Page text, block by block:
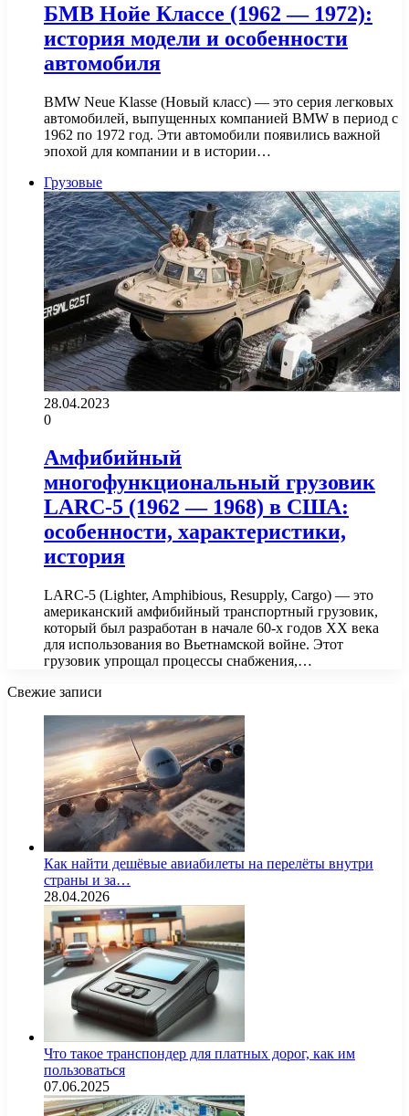
БМВ Нойе Классе (1962 — 1972):
история модели и особенности
автомобиля
BMW Neue Klasse (Новый класс) — это серия легковых
автомобилей, выпущенных компанией BMW в период с
1962 по 1972 год. Эти автомобили появились важной
эпохой для компании и в истории…
Грузовые
28.04.2023
0
Амфибийный
многофункциональный грузовик
LARC-5 (1962 — 1968) в США:
особенности, характеристики,
история
LARC-5 (Lighter, Amphibious, Resupply, Cargo) — это
американский амфибийный транспортный грузовик,
который был разработан в начале 60-х годов XX века
для использования во Вьетнамской войне. Этот
грузовик упрощал процессы снабжения,…
Свежие записи
Как найти дешёвые авиабилеты на перелёты внутри
страны и за…
28.04.2026
Что такое транспондер для платных дорог, как им
пользоваться
07.06.2025